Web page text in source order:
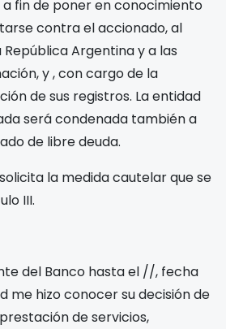
fin de poner en conocimiento
contra el accionado, al
Argentina y a las
y, con cargo de la
de sus registros. La entidad
será condenada también a
de libre deuda.
la medida cautelar que se
III.
del Banco hasta el //, fecha
me hizo conocer su decisión de
de servicios,